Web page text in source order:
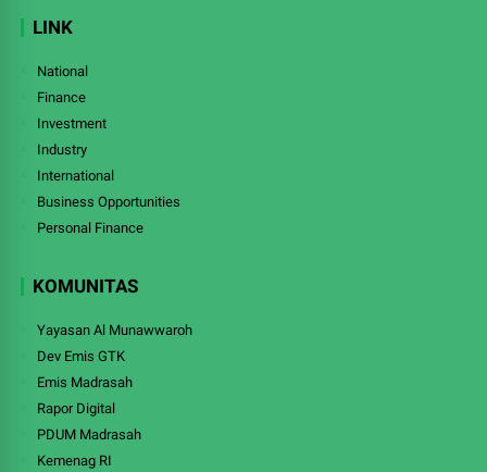
LINK
National
Finance
Investment
Industry
International
Business Opportunities
Personal Finance
KOMUNITAS
Yayasan Al Munawwaroh
Dev Emis GTK
Emis Madrasah
Rapor Digital
PDUM Madrasah
Kemenag RI